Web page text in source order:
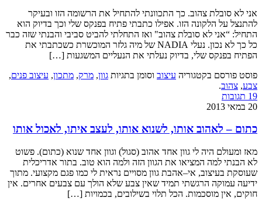
אני לא סובלת צהוב. כך התכוונתי להתחיל את הרשומה הזו ובעיקר
להתנצל על הלקונה הזו. אפילו כתבתי פתיח בפנקס שלי וכך בדיוק הוא
התחיל: “אני לא סובלת צהוב" ואז התחלתי להביט סביבי והבנתי שזה כבר
כל כך לא נכון. נעלי NADIA של מיה גלזר המוכשרת כשכתבתי את
הפתיח בפנקס שלי, בדיוק נעלתי את הנעליים המשגעות […]
פוסט פורסם בקטגוריהעיצובוסומן בתגיותגוון,מרק,מתכון,עיצוב פנים,
צבע,צהוב.
19 תגובות
20 במאי 2013
כתום – לאהוב אותו, לשנוא אותו, לעצב איתו, לאכול אותו
מאז ומעולם היה לי גוון אחד אהוב (סגול) וגוון אחד שנוא (כתום). פשוט
לא הבנתי למה המציאו את הגוון הזה ולמה הוא טוב. בתור אדריכלית
שעוסקת בעיצוב, אי–אהבת גוון מסויים נראית לי כמו פגם מקצועי. מתוך
ידיעה עמוקה הרגשתי תמיד שאין צבע שלא הולך עם צבעים אחרים. אין
חוקים, אין מוסכמות. הכל תלוי בשילובים, בכמויות […]